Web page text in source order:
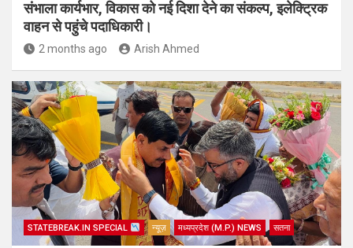
संभाला कार्यभार, विकास को नई दिशा देने का संकल्प, इलेक्ट्रिक
वाहन से पहुंचे पदाधिकारी।
2 months ago Arish Ahmed
STATEBREAK.IN SPECIAL न्यूज़ मध्यप्रदेश (M.P.) NEWS सतना